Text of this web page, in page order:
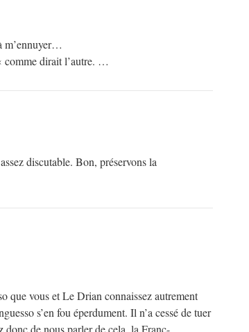
m’ennuyer…
comme dirait l’autre. …
discutable. Bon, préservons la
que vous et Le Drian connaissez autrement
s’en fou éperdument. Il n’a cessé de tuer
de nous parler de cela, la Franc-